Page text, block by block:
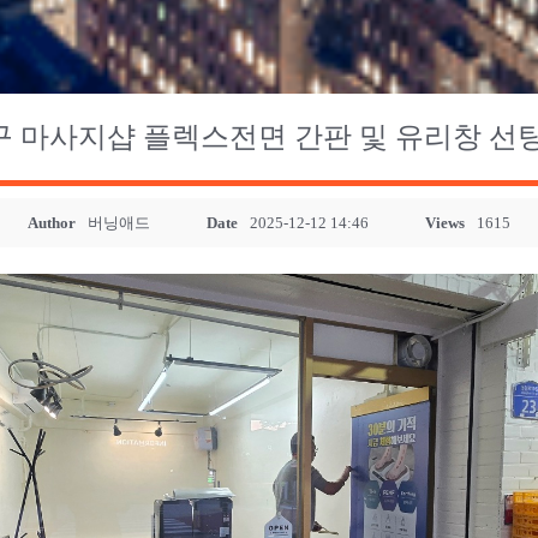
마사지샵 플렉스전면 간판 및 유리창 선
Author 버닝애드 Date 2025-12-12 14:46 Views 1615